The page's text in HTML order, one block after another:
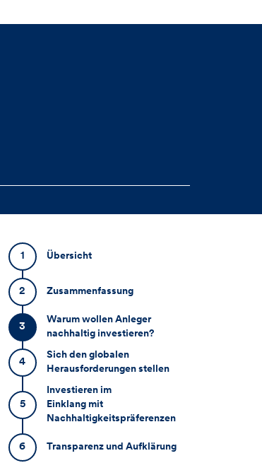
1 Übersicht
2 Zusammenfassung
3
Warum wollen Anleger
nachhaltig investieren?
4
Sich den globalen
Herausforderungen stellen
5
Investieren im
Einklang mit
Nachhaltigkeitspräferenzen
6 Transparenz und Aufklärung